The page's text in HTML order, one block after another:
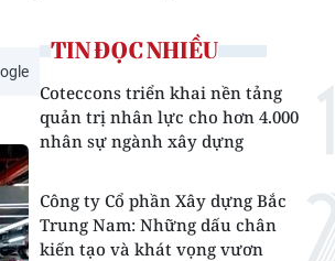
TIN ĐỌC NHIỀU
Coteccons triển khai nền tảng
quản trị nhân lực cho hơn 4.000
nhân sự ngành xây dựng
Công ty Cổ phần Xây dựng Bắc
Trung Nam: Những dấu chân
kiến tạo và khát vọng vươn